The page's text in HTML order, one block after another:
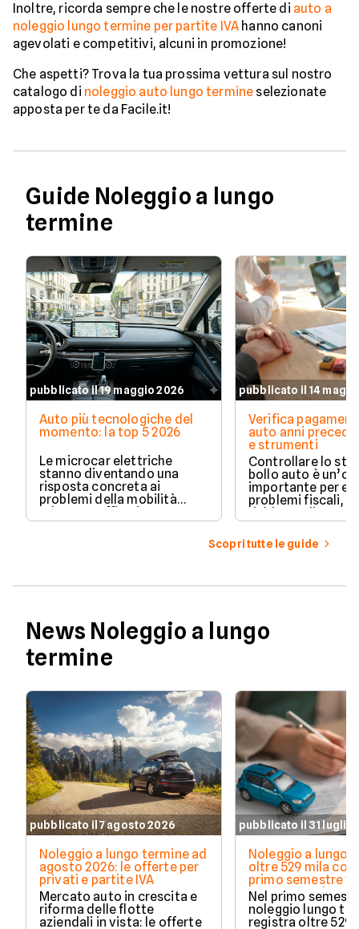
Inoltre, ricorda sempre che le nostre offerte di auto a
noleggio lungo termine per partite IVA hanno canoni
agevolati e competitivi, alcuni in promozione!
Che aspetti? Trova la tua prossima vettura sul nostro
catalogo di noleggio auto lungo termine selezionate
apposta per te da Facile.it!
Guide Noleggio a lungo
termine
pubblicato il 19 maggio 2026
Auto più tecnologiche del
momento: la top 5 2026
Le microcar elettriche
stanno diventando una
risposta concreta ai
problemi della mobilità
urbana: traffico intenso,
parcheggi limitati e costi di
pubblicato il 14
Verifica
auto anni
e strumenti
Controllare lo
bollo auto è
importante per
problemi fiscali,
richieste di
inattese.
Scopri tutte le guide
News Noleggio a lungo
termine
pubblicato il 7 agosto 2026
Noleggio a lungo termine ad
agosto 2026: le offerte per
privati e partite IVA
Mercato auto in crescita e
riforma delle flotte
aziendali in vista: le offerte
pubblicato il 31 luglio
Noleggio a lungo
oltre 529 mila
primo semestre
Crescono privati
elettrificate
Nel primo
noleggio lungo
registra oltre 529